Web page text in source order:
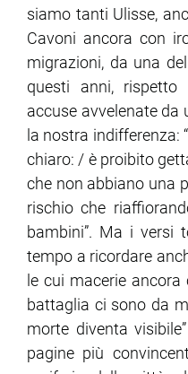
siamo tanti Ulisse,
Cavoni ancora con
migrazioni, da una
questi anni,
accuse avvelenate
la nostra indifferenza:
chiaro: / è proibito
che non abbiano una
rischio che
bambini”. Ma i versi
tempo a ricordare
le cui macerie ancora
battaglia ci sono da
morte diventa
pagine più